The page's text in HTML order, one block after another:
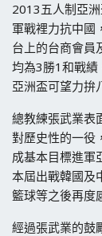
2013五人制亞
軍戰裡力抗中國
台上的台商會員
均為3勝1和戰績
亞洲盃可望力拚
總教練張武業表
對歷史性的一役
成基本目標進軍
本屆出戰韓國及
籃球等之後再度
經過張武業的鼓